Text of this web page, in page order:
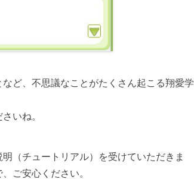
ど、不思議なことがたくさん起こる翔愛学
いね。
（チュートリアル）を受けていただきま
ご安心ください。